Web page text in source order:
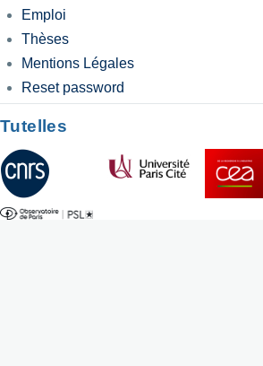
Emploi
Thèses
Mentions Légales
Reset password
Tutelles